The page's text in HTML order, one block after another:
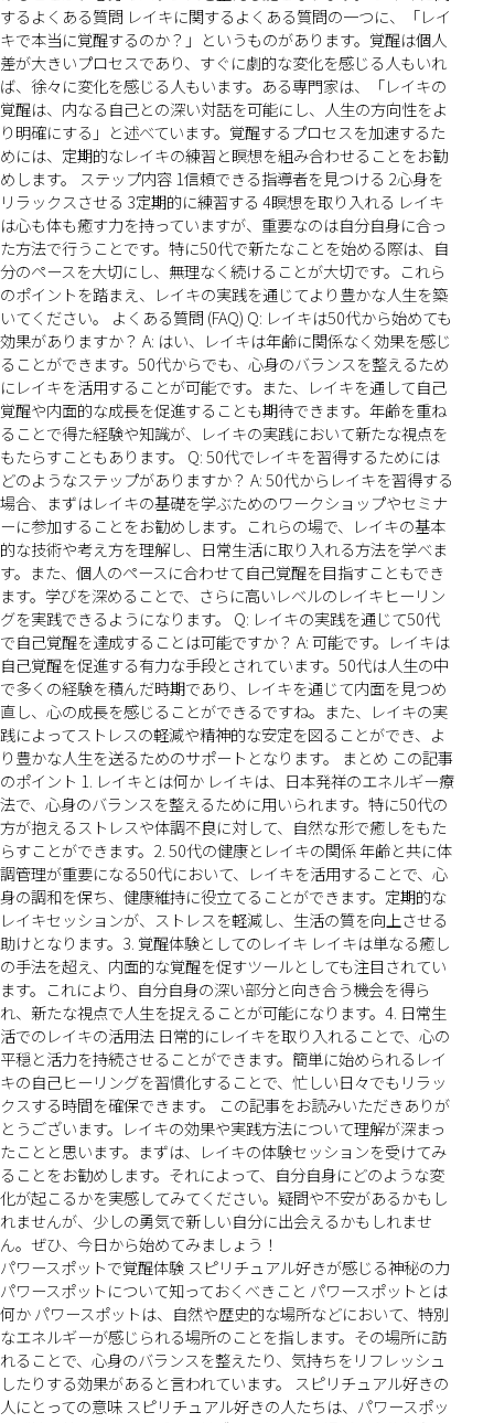
するよくある質問 レイキに関するよくある質問の一つに、「レイ
キで本当に覚醒するのか？」というものがあります。覚醒は個人
差が大きいプロセスであり、すぐに劇的な変化を感じる人もいれ
ば、徐々に変化を感じる人もいます。ある専門家は、「レイキの
覚醒は、内なる自己との深い対話を可能にし、人生の方向性をよ
り明確にする」と述べています。覚醒するプロセスを加速するた
めには、定期的なレイキの練習と瞑想を組み合わせることをお勧
めします。 ステップ内容 1信頼できる指導者を見つける 2心身を
リラックスさせる 3定期的に練習する 4瞑想を取り入れる レイキ
は心も体も癒す力を持っていますが、重要なのは自分自身に合っ
た方法で行うことです。特に50代で新たなことを始める際は、自
分のペースを大切にし、無理なく続けることが大切です。これら
のポイントを踏まえ、レイキの実践を通じてより豊かな人生を築
いてください。 よくある質問 (FAQ) Q: レイキは50代から始めても
効果がありますか？ A: はい、レイキは年齢に関係なく効果を感じ
ることができます。50代からでも、心身のバランスを整えるため
にレイキを活用することが可能です。また、レイキを通して自己
覚醒や内面的な成長を促進することも期待できます。年齢を重ね
ることで得た経験や知識が、レイキの実践において新たな視点を
もたらすこともあります。 Q: 50代でレイキを習得するためには
どのようなステップがありますか？ A: 50代からレイキを習得する
場合、まずはレイキの基礎を学ぶためのワークショップやセミナ
ーに参加することをお勧めします。これらの場で、レイキの基本
的な技術や考え方を理解し、日常生活に取り入れる方法を学べま
す。また、個人のペースに合わせて自己覚醒を目指すこともでき
ます。学びを深めることで、さらに高いレベルのレイキヒーリン
グを実践できるようになります。 Q: レイキの実践を通じて50代
で自己覚醒を達成することは可能ですか？ A: 可能です。レイキは
自己覚醒を促進する有力な手段とされています。50代は人生の中
で多くの経験を積んだ時期であり、レイキを通じて内面を見つめ
直し、心の成長を感じることができるですね。また、レイキの実
践によってストレスの軽減や精神的な安定を図ることができ、よ
り豊かな人生を送るためのサポートとなります。 まとめ この記事
のポイント 1. レイキとは何か レイキは、日本発祥のエネルギー療
法で、心身のバランスを整えるために用いられます。特に50代の
方が抱えるストレスや体調不良に対して、自然な形で癒しをもた
らすことができます。2. 50代の健康とレイキの関係 年齢と共に体
調管理が重要になる50代において、レイキを活用することで、心
身の調和を保ち、健康維持に役立てることができます。定期的な
レイキセッションが、ストレスを軽減し、生活の質を向上させる
助けとなります。3. 覚醒体験としてのレイキ レイキは単なる癒し
の手法を超え、内面的な覚醒を促すツールとしても注目されてい
ます。これにより、自分自身の深い部分と向き合う機会を得ら
れ、新たな視点で人生を捉えることが可能になります。4. 日常生
活でのレイキの活用法 日常的にレイキを取り入れることで、心の
平穏と活力を持続させることができます。簡単に始められるレイ
キの自己ヒーリングを習慣化することで、忙しい日々でもリラッ
クスする時間を確保できます。 この記事をお読みいただきありが
とうございます。レイキの効果や実践方法について理解が深まっ
たことと思います。まずは、レイキの体験セッションを受けてみ
ることをお勧めします。それによって、自分自身にどのような変
化が起こるかを実感してみてください。疑問や不安があるかもし
れませんが、少しの勇気で新しい自分に出会えるかもしれませ
ん。ぜひ、今日から始めてみましょう！
パワースポットで覚醒体験 スピリチュアル好きが感じる神秘の力
パワースポットについて知っておくべきこと パワースポットとは
何か パワースポットは、自然や歴史的な場所などにおいて、特別
なエネルギーが感じられる場所のことを指します。その場所に訪
れることで、心身のバランスを整えたり、気持ちをリフレッシュ
したりする効果があると言われています。 スピリチュアル好きの
人にとっての意味 スピリチュアル好きの人たちは、パワースポッ